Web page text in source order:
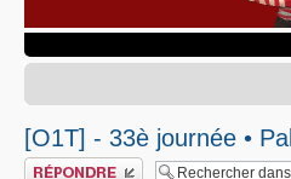
[O1T] - 33è journée •
Publier une réponse